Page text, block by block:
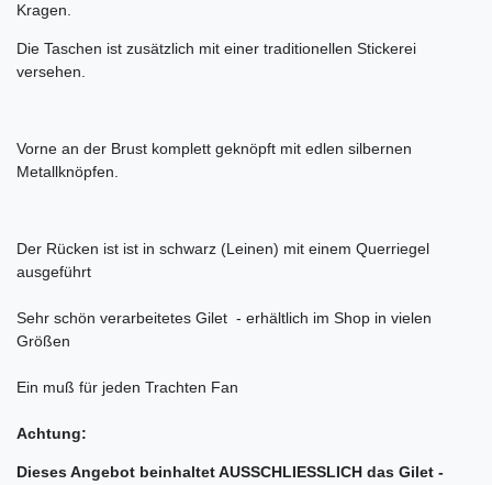
Kragen.
Die Taschen ist zusätzlich mit einer traditionellen Stickerei
versehen.
Vorne an der Brust komplett geknöpft mit edlen silbernen
Metallknöpfen.
Der Rücken ist ist in schwarz (Leinen) mit einem Querriegel
ausgeführt
Sehr schön verarbeitetes Gilet - erhältlich im Shop in vielen
Größen
Ein muß für jeden Trachten Fan
Achtung:
Dieses Angebot beinhaltet AUSSCHLIESSLICH das Gilet -